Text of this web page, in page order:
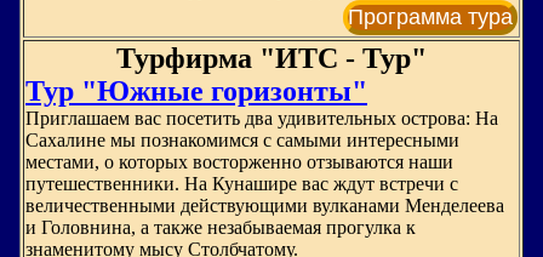
Программа тура
Турфирма "ИТС - Тур"
Тур "Южные горизонты"
Приглашаем вас посетить два удивительных острова: На
Сахалине мы познакомимся с самыми интересными
местами, о которых восторженно отзываются наши
путешественники. На Кунашире вас ждут встречи с
величественными действующими вулканами Менделеева
и Головнина, а также незабываемая прогулка к
знаменитому мысу Столбчатому.